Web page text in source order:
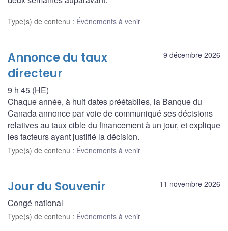
Type(s) de contenu : Événements à venir
9 décembre 2026
Annonce du taux
directeur
9 h 45 (HE)
Chaque année, à huit dates préétablies, la Banque du
Canada annonce par voie de communiqué ses décisions
relatives au taux cible du financement à un jour, et explique
les facteurs ayant justifié la décision.
Type(s) de contenu : Événements à venir
11 novembre 2026
Jour du Souvenir
Congé national
Type(s) de contenu : Événements à venir